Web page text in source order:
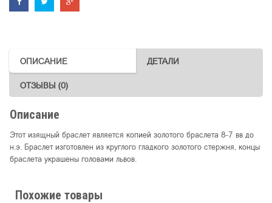
ОПИСАНИЕ ДЕТАЛИ
ОТЗЫВЫ (0)
Описание
Этот изящный браслет является копией золотого браслета 8-7 вв до
н.э. Браслет изготовлен из круглого гладкого золотого стержня, концы
браслета украшены головами львов.
Похожие товары